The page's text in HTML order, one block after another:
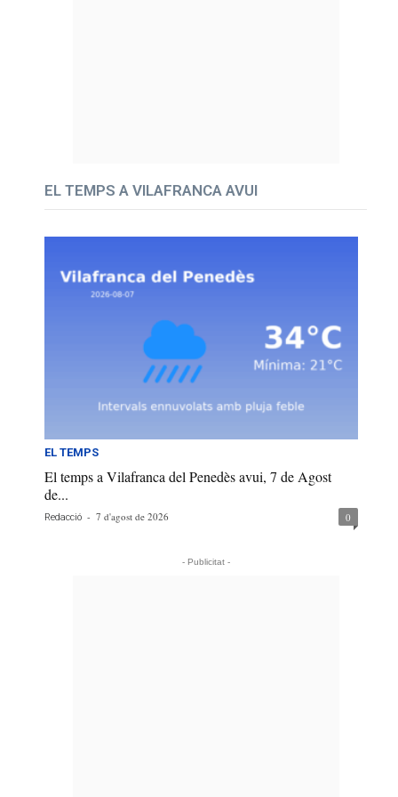
EL TEMPS A VILAFRANCA AVUI
EL TEMPS
El temps a Vilafranca del Penedès avui, 7 de Agost
de...
Redacció - 7 d'agost de 2026 0
- Publicitat -